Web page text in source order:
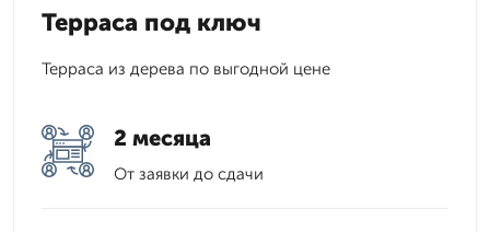
Терраса под ключ
Терраса из дерева по выгодной цене
2 месяца
От заявки до сдачи